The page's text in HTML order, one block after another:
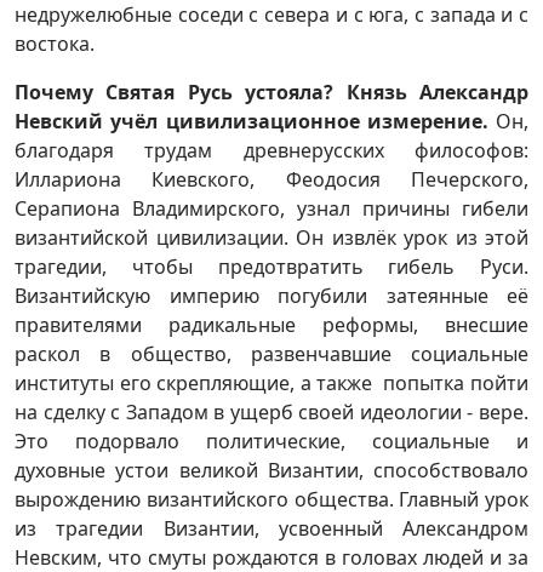
недружелюбные соседи с севера и с юга, с запада и с
востока.
Почему Святая Русь устояла? Князь Александр
Невский учёл цивилизационное измерение. Он,
благодаря трудам древнерусских философов:
Иллариона Киевского, Феодосия Печерского,
Серапиона Владимирского, узнал причины гибели
византийской цивилизации. Он извлёк урок из этой
трагедии, чтобы предотвратить гибель Руси.
Византийскую империю погубили затеянные её
правителями радикальные реформы, внесшие
раскол в общество, развенчавшие социальные
институты его скрепляющие, а также попытка пойти
на сделку с Западом в ущерб своей идеологии - вере.
Это подорвало политические, социальные и
духовные устои великой Византии, способствовало
вырождению византийского общества. Главный урок
из трагедии Византии, усвоенный Александром
Невским, что смуты рождаются в головах людей и за